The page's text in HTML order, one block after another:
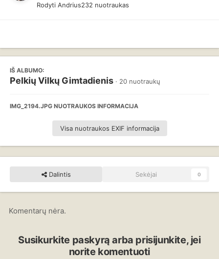
Rodyti Andrius232 nuotraukas
IŠ ALBUMO:
Pelkių Vilkų Gimtadienis · 20 nuotraukų
IMG_2194.JPG NUOTRAUKOS INFORMACIJA
Visa nuotraukos EXIF informacija
Dalintis Sekėjai 0
Komentarų nėra.
Susikurkite paskyrą arba prisijunkite, jei
norite komentuoti